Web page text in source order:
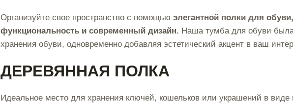
Организуйте свое пространство с помощью элегантной полки для
функциональность и современный дизайн. Наша тумба для обуви
хранения обуви, одновременно добавляя эстетический акцент в ваш
ДЕРЕВЯННАЯ ПОЛКА
Идеальное место для хранения ключей, кошельков или украшений в виде